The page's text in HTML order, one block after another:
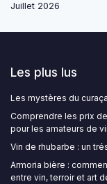
Juillet 2026
Les plus lus
Les mystères du
Comprendre les prix
pour les amateurs de
Vin de rhubarbe : un
Armoria bière :
entre vin, terroir et art